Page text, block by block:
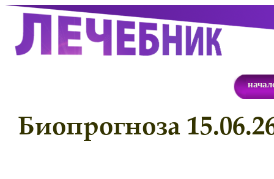
Биопрогноза